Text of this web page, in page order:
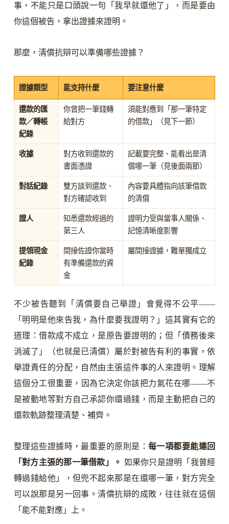
事，不能只是口頭說一句「我早就還他了」，而是要由
你這個被告，拿出證據來證明。
那麼，清償抗辯可以準備哪些證據？
證據類型 能支持什麼 要注意什麼
還款的匯
款／轉帳
紀錄
你曾把一筆錢轉
給對方
須能對應到「那一筆特定
的借款」（見下一節）
收據
對方收到還款的
書面憑證
記載要完整、能看出是清
償哪一筆（見後面兩節）
對話紀錄
雙方談到還款、
對方確認收到
內容要具體指向該筆借款
的清償
證人
知悉還款經過的
第三人
證明力受與當事人關係、
記憶清晰度影響
提領現金
紀錄
間接佐證你當時
有準備還款的資
金
屬間接證據，難單獨成立
不少被告聽到「清償要自己舉證」會覺得不公平——
「明明是他來告我，為什麼要我證明？」這其實有它的
道理：借款成不成立，是原告要證明的；但「債務後來
消滅了」（也就是已清償）屬於對被告有利的事實，依
舉證責任的分配，自然由主張這件事的人來證明。理解
這個分工很重要，因為它決定你該把力氣花在哪——不
是被動地等對方自己承認你還過錢，而是主動把自己的
還款軌跡整理清楚、補齊。
整理這些證據時，最重要的原則是： 每一項都要能連回
「對方主張的那一筆借款」。 如果你只是證明「我曾經
轉過錢給他」，但兜不起來那是在還哪一筆，對方完全
可以說那是另一回事。清償抗辯的成敗，往往就在這個
「能不能對應」上。